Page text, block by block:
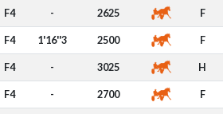
F4 - 2625 F
F4 1'16''3 2500 F
F4 - 3025 H
F4 - 2700 F